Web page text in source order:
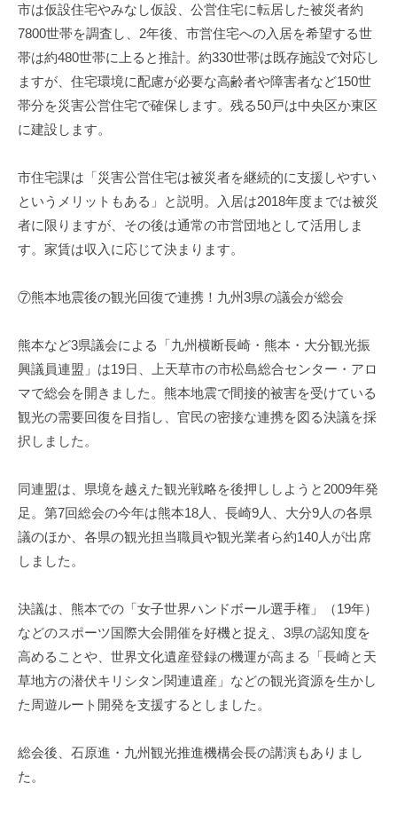
市は仮設住宅やみなし仮設、公営住宅に転居した被災者約
7800世帯を調査し、2年後、市営住宅への入居を希望する世
帯は約480世帯に上ると推計。約330世帯は既存施設で対応し
ますが、住宅環境に配慮が必要な高齢者や障害者など150世
帯分を災害公営住宅で確保します。残る50戸は中央区か東区
に建設します。
市住宅課は「災害公営住宅は被災者を継続的に支援しやすい
というメリットもある」と説明。入居は2018年度までは被災
者に限りますが、その後は通常の市営団地として活用しま
す。家賃は収入に応じて決まります。
⑦熊本地震後の観光回復で連携！九州3県の議会が総会
熊本など3県議会による「九州横断長崎・熊本・大分観光振
興議員連盟」は19日、上天草市の市松島総合センター・アロ
マで総会を開きました。熊本地震で間接的被害を受けている
観光の需要回復を目指し、官民の密接な連携を図る決議を採
択しました。
同連盟は、県境を越えた観光戦略を後押ししようと2009年発
足。第7回総会の今年は熊本18人、長崎9人、大分9人の各県
議のほか、各県の観光担当職員や観光業者ら約140人が出席
しました。
決議は、熊本での「女子世界ハンドボール選手権」（19年）
などのスポーツ国際大会開催を好機と捉え、3県の認知度を
高めることや、世界文化遺産登録の機運が高まる「長崎と天
草地方の潜伏キリシタン関連遺産」などの観光資源を生かし
た周遊ルート開発を支援するとしました。
総会後、石原進・九州観光推進機構会長の講演もありまし
た。